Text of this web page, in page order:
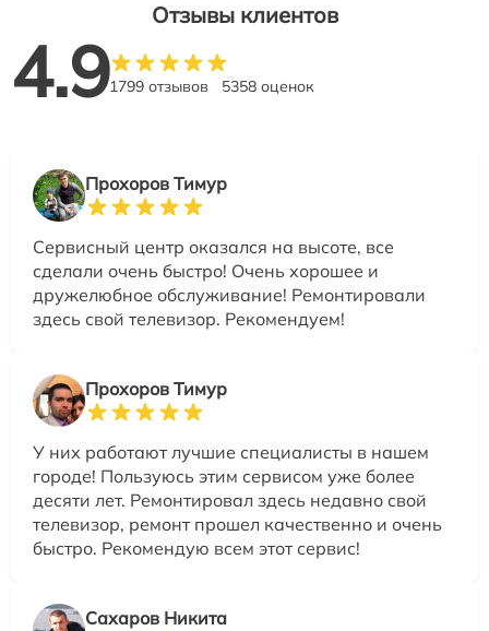
Отзывы клиентов
4.91799 отзывов 5358 оценок
Прохоров Тимур
Сервисный центр оказался на высоте, все
сделали очень быстро! Очень хорошее и
дружелюбное обслуживание! Ремонтировали
здесь свой телевизор. Рекомендуем!
Прохоров Тимур
У них работают лучшие специалисты в нашем
городе! Пользуюсь этим сервисом уже более
десяти лет. Ремонтировал здесь недавно свой
телевизор, ремонт прошел качественно и очень
быстро. Рекомендую всем этот сервис!
Сахаров Никита